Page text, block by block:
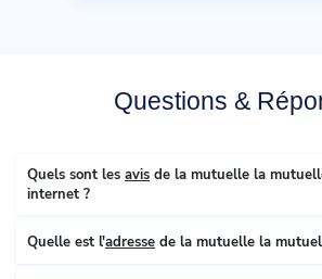
Questions &
Quels sont les avis de la mutuelle la mutuelle générale sur
internet ?
Quelle est l'adresse de la mutuelle